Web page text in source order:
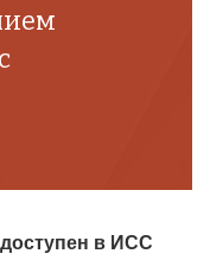
в ИСС